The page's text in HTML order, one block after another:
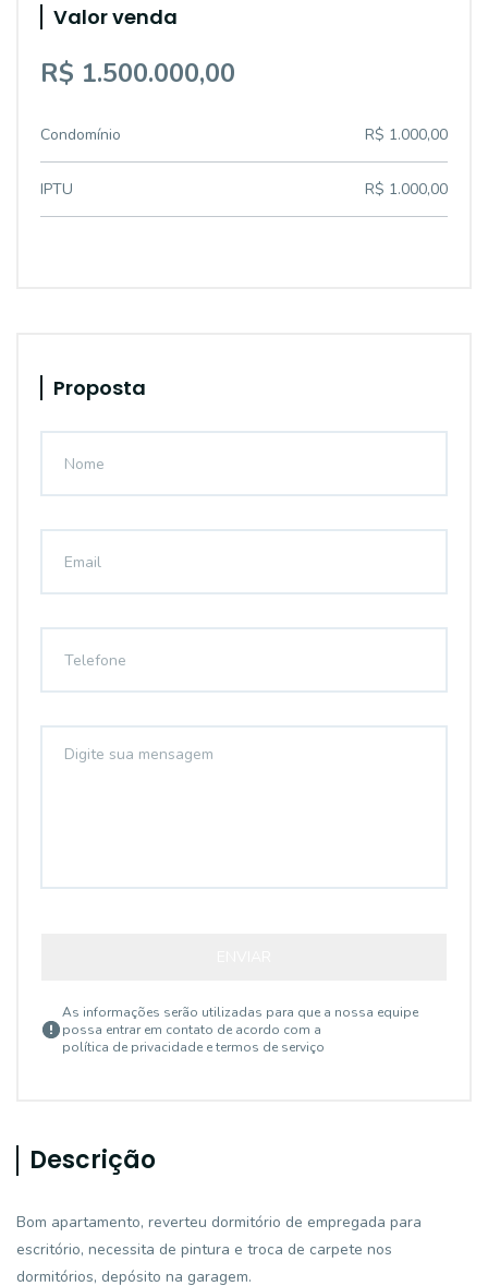
Valor venda
R$ 1.500.000,00
Condomínio R$ 1.000,00
IPTU R$ 1.000,00
Proposta
As informações serão utilizadas para que a nossa equipe
possa entrar em contato de acordo com a
política de privacidade e termos de serviço
Descrição
Bom apartamento, reverteu dormitório de empregada para
escritório, necessita de pintura e troca de carpete nos
dormitórios, depósito na garagem.